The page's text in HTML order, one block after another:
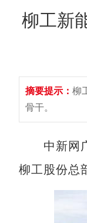
柳工新
摘要提示： 柳
骨干。
中新网广
柳工股份总